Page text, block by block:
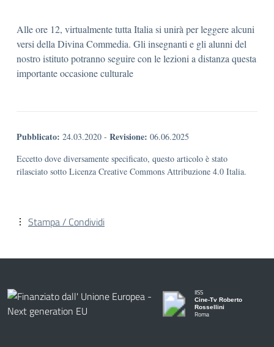
Alle ore 12, virtualmente tutta Italia si unirà per leggere alcuni
versi della Divina Commedia. Gli insegnanti e gli alunni del
nostro istituto potranno seguire con le lezioni a distanza questa
importante occasione culturale
Pubblicato: 24.03.2020 - Revisione: 06.06.2025
Eccetto dove diversamente specificato, questo articolo è stato
rilasciato sotto Licenza Creative Commons Attribuzione 4.0 Italia.
Stampa / Condividi
IISS
Cine-Tv Roberto
Rossellini
Roma